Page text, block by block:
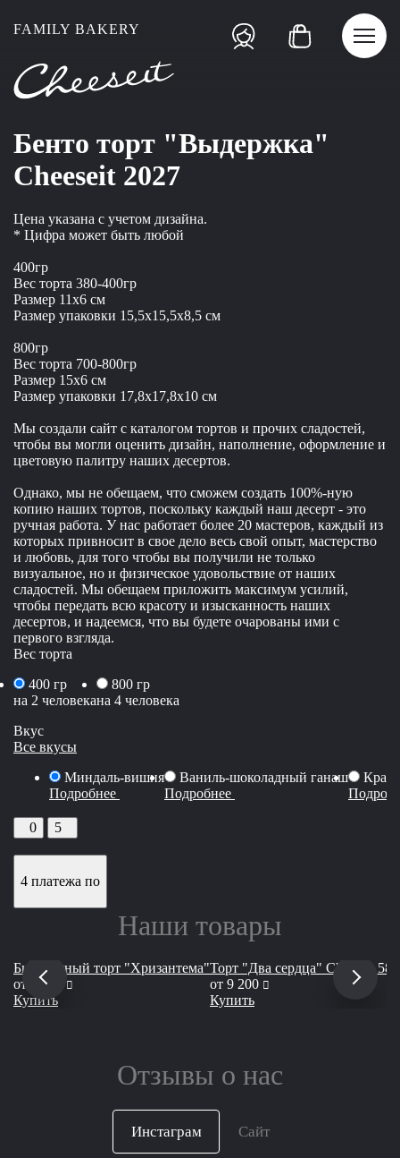
FAMILY BAKERY
Бенто торт "Выдержка"
Cheeseit 2027
Цена указана с учетом дизайна.
* Цифра может быть любой
400гр
Вес торта 380-400гр
Размер 11x6 см
Размер упаковки 15,5x15,5x8,5 см
800гр
Вес торта 700-800гр
Размер 15x6 см
Размер упаковки 17,8x17,8x10 см
Мы создали сайт с каталогом тортов и прочих сладостей,
чтобы вы могли оценить дизайн, наполнение, оформление и
цветовую палитру наших десертов.
Однако, мы не обещаем, что сможем создать 100%-ную
копию наших тортов, поскольку каждый наш десерт - это
ручная работа. У нас работает более 20 мастеров, каждый из
которых привносит в свое дело весь свой опыт, мастерство
и любовь, для того чтобы вы получили не только
визуальное, но и физическое удовольствие от наших
сладостей. Мы обещаем приложить максимум усилий,
чтобы передать всю красоту и изысканность наших
десертов, и надеемся, что вы будете очарованы ими с
первого взгляда.
Вес торта
400 гр
на 2 человека
800 гр
на 4 человека
Вкус
Все вкусы
Миндаль-вишня
Подробнее
Ваниль-шоколадный ганаш
Подробнее
0 5
4 платежа по
Наши товары
Бисквитный торт "Хризантема"
от
3 550
руб
Купить
Торт "Два сердца" Cheeseit 583
от 9 200 руб
Купить
Отзывы о нас
Инстаграм Сайт